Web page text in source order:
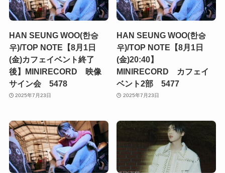
HAN SEUNG WOO(한승
우)/TOP NOTE【8月1日
(金)カフェイベント終了
後】MINIRECORD 映像
サイン会 5478
2025年7月23日
HAN SEUNG WOO(한승
우)/TOP NOTE【8月1日
(金)20:40】
MINIRECORD カフェイ
ベント2部 5477
2025年7月23日